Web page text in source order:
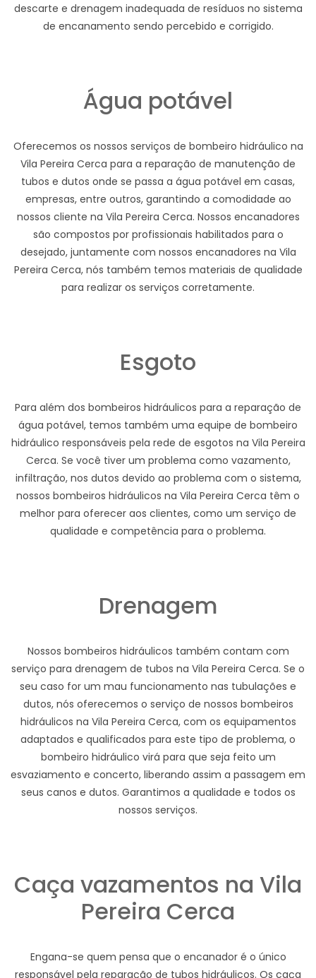
descarte e drenagem inadequada de resíduos no sistema
de encanamento sendo percebido e corrigido.
Água potável
Oferecemos os nossos serviços de bombeiro hidráulico na
Vila Pereira Cerca para a reparação de manutenção de
tubos e dutos onde se passa a água potável em casas,
empresas, entre outros, garantindo a comodidade ao
nossos cliente na Vila Pereira Cerca. Nossos encanadores
são compostos por profissionais habilitados para o
desejado, juntamente com nossos encanadores na Vila
Pereira Cerca, nós também temos materiais de qualidade
para realizar os serviços corretamente.
Esgoto
Para além dos bombeiros hidráulicos para a reparação de
água potável, temos também uma equipe de bombeiro
hidráulico responsáveis pela rede de esgotos na Vila Pereira
Cerca. Se você tiver um problema como vazamento,
infiltração, nos dutos devido ao problema com o sistema,
nossos bombeiros hidráulicos na Vila Pereira Cerca têm o
melhor para oferecer aos clientes, como um serviço de
qualidade e competência para o problema.
Drenagem
Nossos bombeiros hidráulicos também contam com
serviço para drenagem de tubos na Vila Pereira Cerca. Se o
seu caso for um mau funcionamento nas tubulações e
dutos, nós oferecemos o serviço de nossos bombeiros
hidráulicos na Vila Pereira Cerca, com os equipamentos
adaptados e qualificados para este tipo de problema, o
bombeiro hidráulico virá para que seja feito um
esvaziamento e concerto, liberando assim a passagem em
seus canos e dutos. Garantimos a qualidade e todos os
nossos serviços.
Caça vazamentos na Vila
Pereira Cerca
Engana-se quem pensa que o encanador é o único
responsável pela reparação de tubos hidráulicos. Os caça